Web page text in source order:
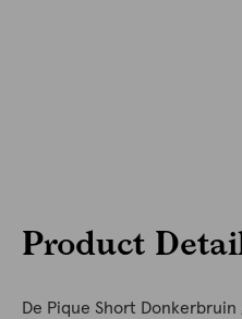
Product
De Pique Short